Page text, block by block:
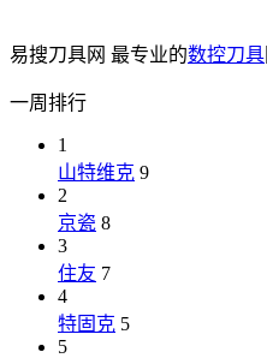
易搜刀具网 最专业的数控刀具
一周排行
1
山特维克 9
2
京瓷 8
3
住友 7
4
特固克 5
5